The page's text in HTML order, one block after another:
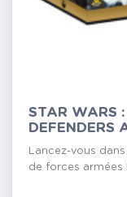
STAR WARS
DEFENDERS
Lancez-vous
de forces armées